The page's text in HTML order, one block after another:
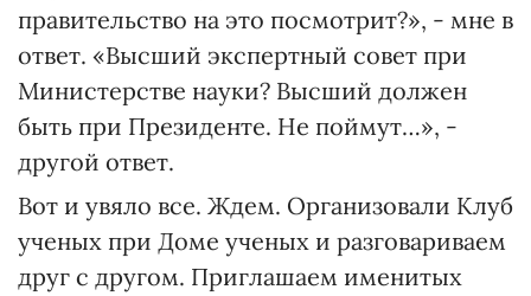
правительство на это посмотрит?», - мне в
ответ. «Высший экспертный совет при
Министерстве науки? Высший должен
быть при Президенте. Не поймут…», -
другой ответ.
Вот и увяло все. Ждем. Организовали Клуб
ученых при Доме ученых и разговариваем
друг с другом. Приглашаем именитых